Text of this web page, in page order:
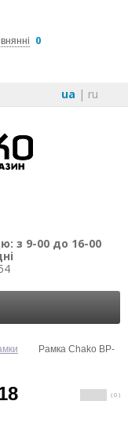
0
ua | ru
з 9-00 до 16-00
Рамка Chako BP-
( 0 )